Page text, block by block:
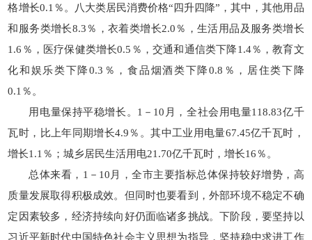
格增长0.1％。八大类居民消费价格“四升四降”，其中，其他用品
和服务类增长8.3％，衣着类增长2.0％，生活用品及服务类增长
1.6％，医疗保健类增长0.5％，交通和通信类下降1.4％，教育文
化和娱乐类下降0.3％，食品烟酒类下降0.8％，居住类下降
0.1％。
用电量保持平稳增长。1－10月，全社会用电量118.83亿千
瓦时，比上年同期增长4.9％。其中工业用电量67.45亿千瓦时，
增长1.1％；城乡居民生活用电21.70亿千瓦时，增长16％。
总体来看，1－10月，全市主要指标总体保持较好增势，高
质量发展取得积极成效。但同时也要看到，外部环境不稳定不确
定因素较多，经济持续向好仍面临诸多挑战。下阶段，要坚持以
习近平新时代中国特色社会主义思想为指导，坚持稳中求进工作